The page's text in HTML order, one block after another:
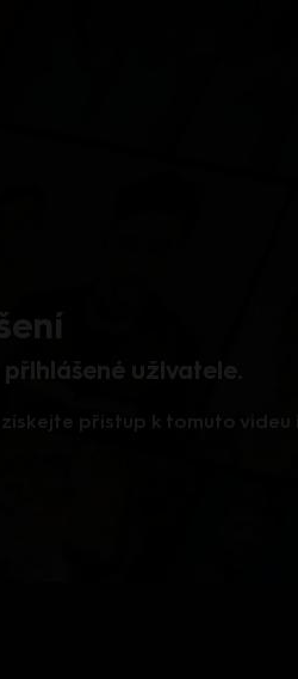
uživatele.
přístup k tomuto videu